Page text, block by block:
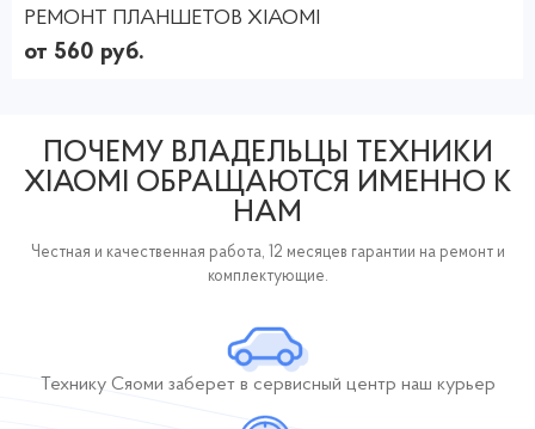
РЕМОНТ ПЛАНШЕТОВ XIAOMI
от 560 руб.
ПОЧЕМУ ВЛАДЕЛЬЦЫ ТЕХНИКИ
XIAOMI ОБРАЩАЮТСЯ ИМЕННО К
НАМ
Честная и качественная работа, 12 месяцев гарантии на ремонт и
комплектующие.
Технику Сяоми заберетв сервисный центр наш курьер